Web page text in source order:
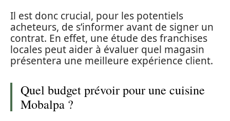
Il est donc crucial, pour les potentiels
acheteurs, de s’informer avant de signer un
contrat. En effet, une étude des franchises
locales peut aider à évaluer quel magasin
présentera une meilleure expérience client.
Quel budget prévoir pour une cuisine
Mobalpa ?